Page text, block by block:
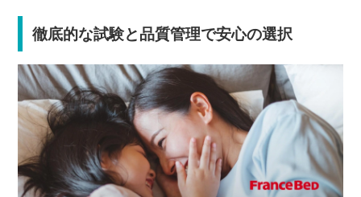
徹底的な試験と品質管理で安心の選択